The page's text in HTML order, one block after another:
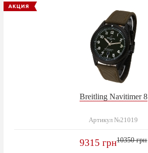
Breitling Navitimer 8
Артикул №21019
9315 грн10350 грн